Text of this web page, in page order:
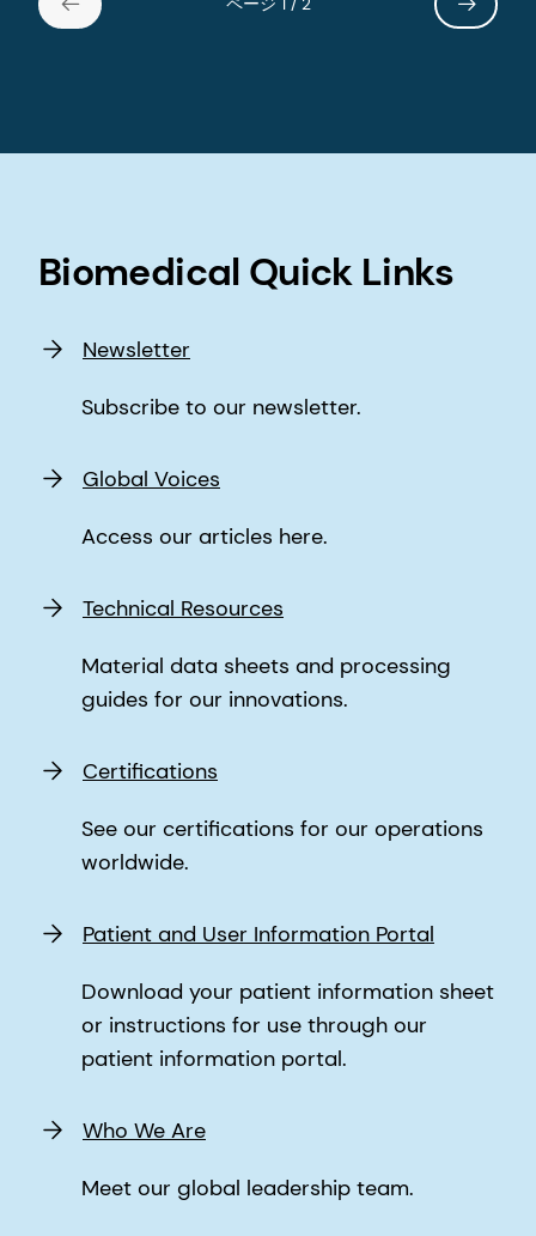
Biomedical Quick Links
Newsletter
Subscribe to our newsletter.
Global Voices
Access our articles here.
Technical Resources
Material data sheets and processing
guides for our innovations.
Certifications
See our certifications for our operations
worldwide.
Patient and User Information Portal
Download your patient information sheet
or instructions for use through our
patient information portal.
Who We Are
Meet our global leadership team.